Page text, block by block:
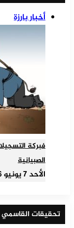
أخبار بارزة
فبركة
الصبيانية
الأحد 7 يونيو 2026 / 19:27
تحقيقات القاسمي